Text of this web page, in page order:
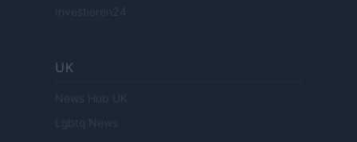
Investieren24
UK
News Hub UK
Lgbtq News